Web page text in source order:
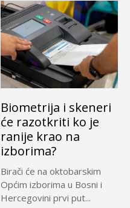
Biometrija i skeneri
će razotkriti ko je
ranije krao na
izborima?
Birači će na oktobarskim
Općim izborima u Bosni i
Hercegovini prvi put...